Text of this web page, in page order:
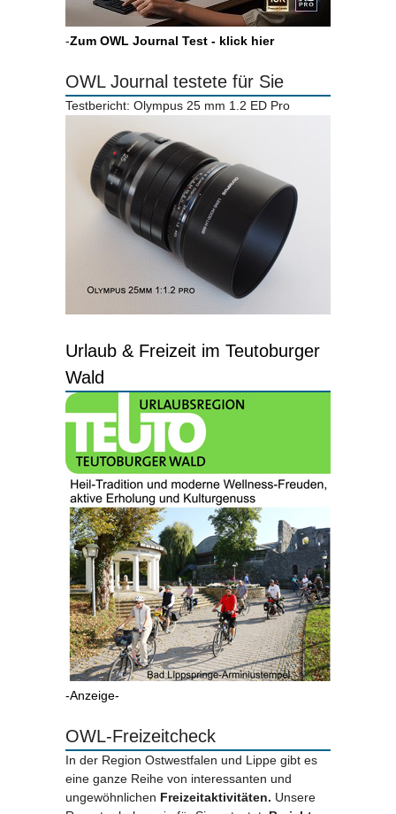
-Zum OWL Journal Test - klick hier
OWL Journal testete für Sie
Testbericht: Olympus 25 mm 1.2 ED Pro
Urlaub & Freizeit im Teutoburger
Wald
-Anzeige-
OWL-Freizeitcheck
In der Region Ostwestfalen und Lippe gibt es
eine ganze Reihe von interessanten und
ungewöhnlichen Freizeitaktivitäten. Unsere